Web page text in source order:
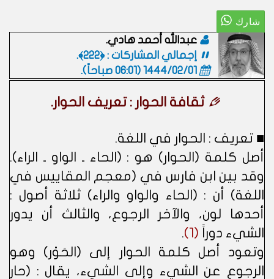
عبدالله أحمد هادي.
إجمالي المشاركات : ﴿222﴾.
1444/02/01 (06:01 صباحاً)
.
ثقافة الحوار : تعريف الحوار.
■ تعريف : الحوار في اللغة.
أصل كلمة (الحوار) هو : (الحاء ـ الواو ـ الراء).
وقد بين ابن فارس في (معجم المقاييس في
اللغة) أن : (الحاء والواو والراء) ثلاثة أصول :
أحدها لون، والآخر الرجوع، والثالث أن يدور
الشيء دوراً (1)
.
وتعود أصل كلمة الحوار إلى (الحَوْر) وهو
الرجوع عن الشيء وإلى الشيء، يقال : (حار